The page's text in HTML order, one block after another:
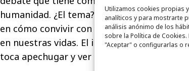
Utilizamos cookies propias
analíticos y para mostrarte
análisis anónimo de los
sobre la Política de
"Aceptar" o configurarlas o
humanidad. ¿El tema? Que es un ángulo
en cómo convivir con el resultado que ya
en nuestras vidas. El impacto de la IA ya
toca apechugar y ver cómo convivimos con